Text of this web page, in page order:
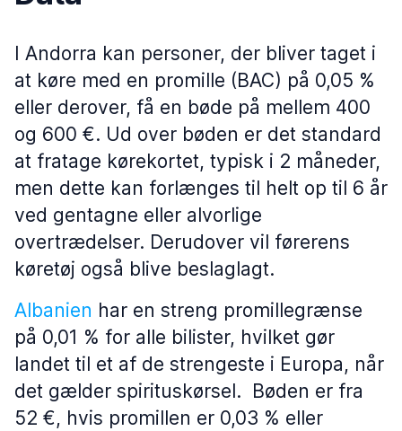
I Andorra kan personer, der bliver taget i
at køre med en promille (BAC) på 0,05 %
eller derover, få en bøde på mellem 400
og 600 €. Ud over bøden er det standard
at fratage kørekortet, typisk i 2 måneder,
men dette kan forlænges til helt op til 6 år
ved gentagne eller alvorlige
overtrædelser. Derudover vil førerens
køretøj også blive beslaglagt.
Albanien har en streng promillegrænse
på 0,01 % for alle bilister, hvilket gør
landet til et af de strengeste i Europa, når
det gælder spirituskørsel. Bøden er fra
52 €, hvis promillen er 0,03 % eller